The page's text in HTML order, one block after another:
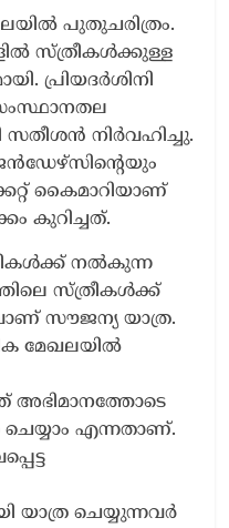
പുതുചരിത്രം.
സ്ത്രീകൾക്കുള്ള
പ്രിയദർശിനി
സതീശൻ നിർവഹിച്ചു.
കൈമാറിയാണ്
കുറിച്ചത്.
നൽകുന്ന
സ്ത്രീകൾക്ക്
സൗജന്യ യാത്ര.
മേഖലയിൽ
അഭിമാനത്തോടെ
എന്നതാണ്.
യാത്ര ചെയ്യുന്നവർ